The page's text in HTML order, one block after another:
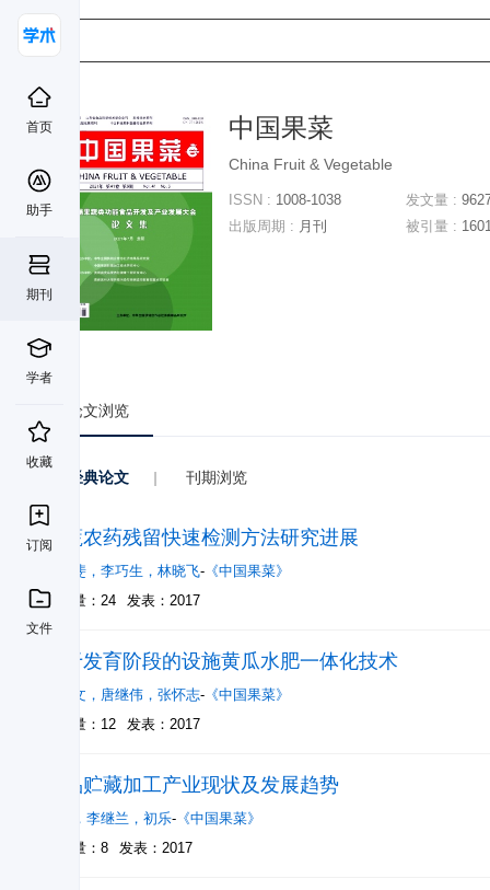
首页
助手
期刊
学者
收藏
订阅
文件
中国果菜
China Fruit & Vegetable
ISSN : 1008-1038
出版周期 : 月刊
发文量 :
被引量 :
论文浏览
经典论文 | 刊期浏览
果蔬农药残留快速检测方法研究进展
卜惠斐 ， 李巧生 ， 林晓飞- 《中国果菜》
被引量：24
发表：2017
基于发育阶段的设施黄瓜水肥一体化技术
黄绍文 ， 唐继伟 ， 张怀志- 《中国果菜》
被引量：12
发表：2017
果品贮藏加工产业现状及发展趋势
， 李继兰 ， 初乐- 《中国果菜》
被引量：8
发表：2017